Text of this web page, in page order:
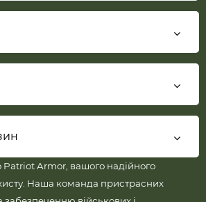
Armor, вашого надійного
Наша команда пристрасних